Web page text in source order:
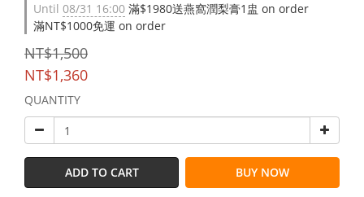
Until 08/31 16:00 滿$1980送燕窩潤梨膏1盅 on order
滿NT$1000免運 on order
NT$1,500
NT$1,360
QUANTITY
ADD TO CART BUY NOW